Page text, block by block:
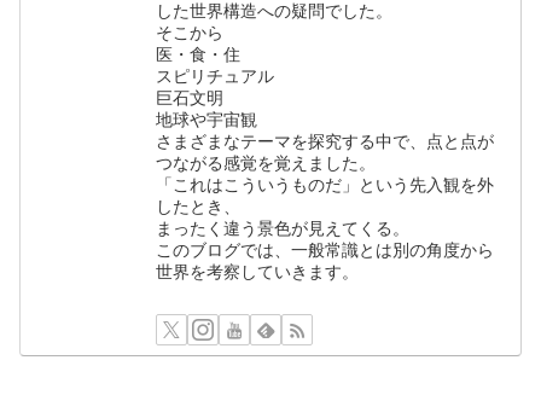
した世界構造への疑問でした。
そこから
医・食・住
スピリチュアル
巨石文明
地球や宇宙観
さまざまなテーマを探究する中で、点と点が
つながる感覚を覚えました。
「これはこういうものだ」という先入観を外
したとき、
まったく違う景色が見えてくる。
このブログでは、一般常識とは別の角度から
世界を考察していきます。